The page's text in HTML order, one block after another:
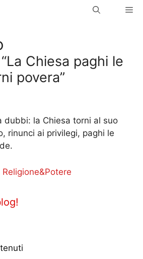
Chiesa paghi le
povera”
dubbi: la Chiesa torni al suo
rinunci ai privilegi, paghi le
Religione&Potere